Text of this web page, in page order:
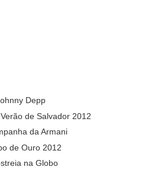
Depp
de Salvador 2012
da Armani
de Ouro 2012
na Globo